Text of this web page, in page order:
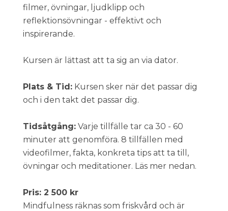
filmer, övningar, ljudklipp och
reflektionsövningar - effektivt och
inspirerande.
Kursen är lättast att ta sig an via dator.
Plats & Tid: Kursen sker när det passar dig
och i den takt det passar dig.
Tidsåtgång: Varje tillfälle tar ca 30 - 60
minuter att genomföra. 8 tillfällen med
videofilmer, fakta, konkreta tips att ta till,
övningar och meditationer. Läs mer nedan.
Pris: 2 500 kr
Mindfulness räknas som friskvård och är